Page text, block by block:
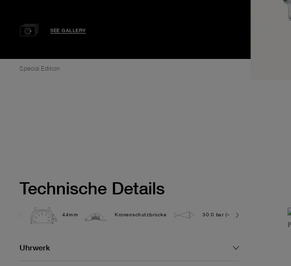
SEE GALLERY
Special Edition
Technische Details
44mm Kronenschutzbrücke 30.0 bar (~300.0 metres)
Uhrwerk